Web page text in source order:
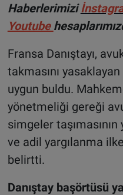
Haberlerimizi
Youtube
Fransa Danıştayı,
takmasını
uygun buldu.
yönetmeliği gereği
simgeler
ve adil yargılanma
belirtti.
Danıştay başörtüsü